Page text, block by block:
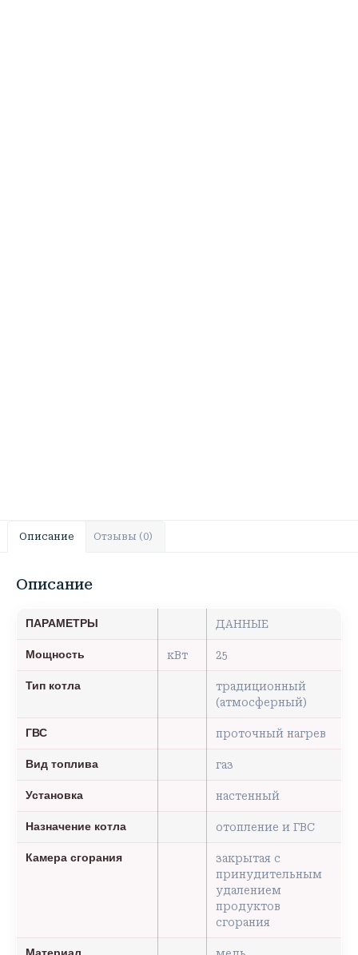
Описание Отзывы (0)
Описание
ПАРАМЕТРЫ ДАННЫЕ
Мощность кВт 25
Тип котла
традиционный
(атмосферный)
ГВС проточный нагрев
Вид топлива газ
Установка настенный
Назначение котла отопление и ГВС
Камера сгорания
закрытая с
принудительным
удалением
продуктов
сгорания